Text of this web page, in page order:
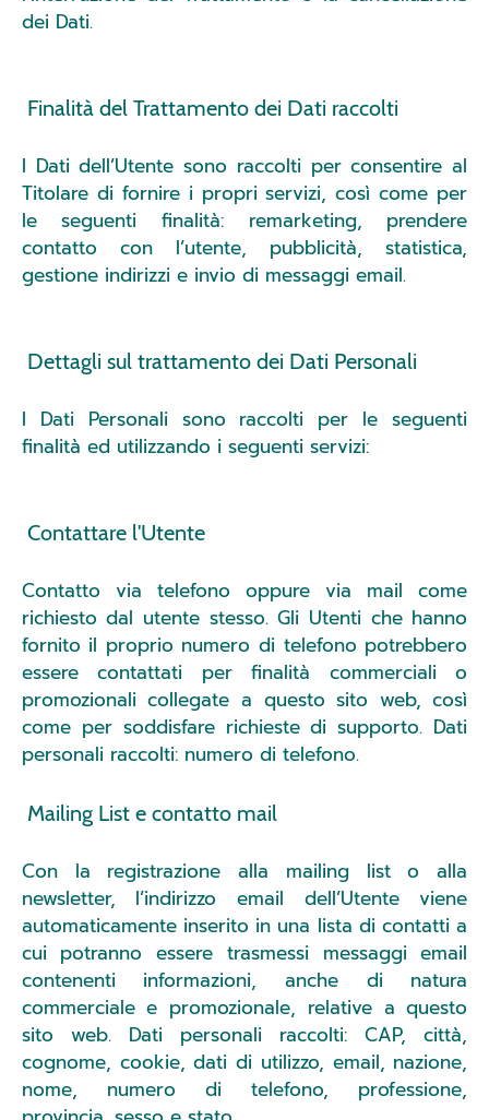
dei Dati.
Finalità del Trattamento dei Dati raccolti
I Dati dell’Utente sono raccolti per consentire al
Titolare di fornire i propri servizi, così come per
le seguenti finalità: remarketing, prendere
contatto con l’utente, pubblicità, statistica,
gestione indirizzi e invio di messaggi email.
Dettagli sul trattamento dei Dati Personali
I Dati Personali sono raccolti per le seguenti
finalità ed utilizzando i seguenti servizi:
Contattare l'Utente
Contatto via telefono oppure via mail come
richiesto dal utente stesso. Gli Utenti che hanno
fornito il proprio numero di telefono potrebbero
essere contattati per finalità commerciali o
promozionali collegate a questo sito web, così
come per soddisfare richieste di supporto. Dati
personali raccolti: numero di telefono.
Mailing List e contatto mail
Con la registrazione alla mailing list o alla
newsletter, l’indirizzo email dell’Utente viene
automaticamente inserito in una lista di contatti a
cui potranno essere trasmessi messaggi email
contenenti informazioni, anche di natura
commerciale e promozionale, relative a questo
sito web. Dati personali raccolti: CAP, città,
cognome, cookie, dati di utilizzo, email, nazione,
nome, numero di telefono, professione,